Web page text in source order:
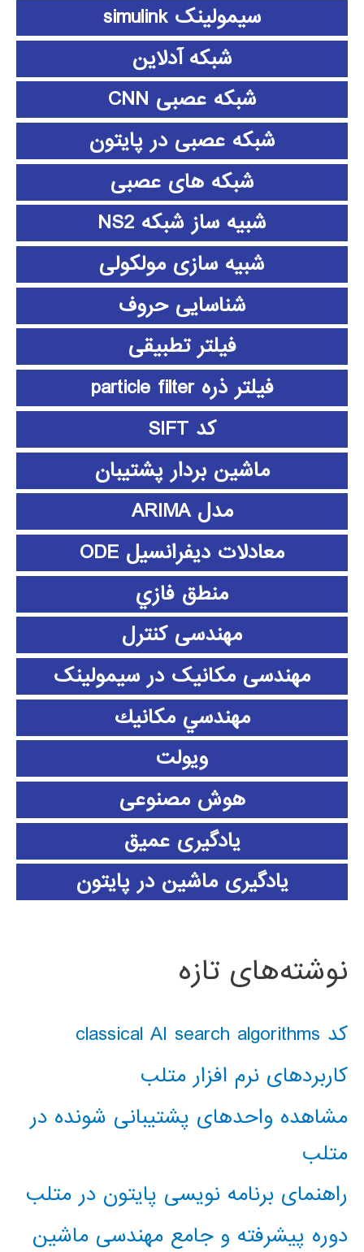
سیمولینک simulink
شبکه آدلاین
شبکه عصبی CNN
شبکه عصبی در پایتون
شبکه های عصبی
شبیه ساز شبکه NS2
شبیه سازی مولکولی
شناسایی حروف
فیلتر تطبیقی
فیلتر ذره particle filter
کد SIFT
ماشین بردار پشتیبان
مدل ARIMA
معادلات دیفرانسیل ODE
منطق فازي
مهندسی کنترل
مهندسی مکانیک در سیمولینک
مهندسي مكانيك
ویولت
هوش مصنوعی
یادگیری عمیق
یادگیری ماشین در پایتون
نوشته‌های تازه
کد classical AI search algorithms
کاربردهای نرم افزار متلب
مشاهده واحدهای پشتیبانی شونده در
متلب
راهنمای برنامه نویسی پایتون در متلب
دوره پیشرفته و جامع مهندسی ماشین